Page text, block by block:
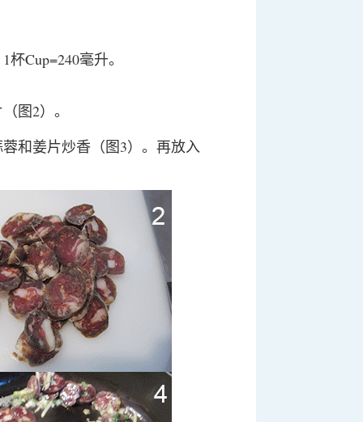
Cup=240毫升。
图2）。
和姜片炒香（图3）。再放入